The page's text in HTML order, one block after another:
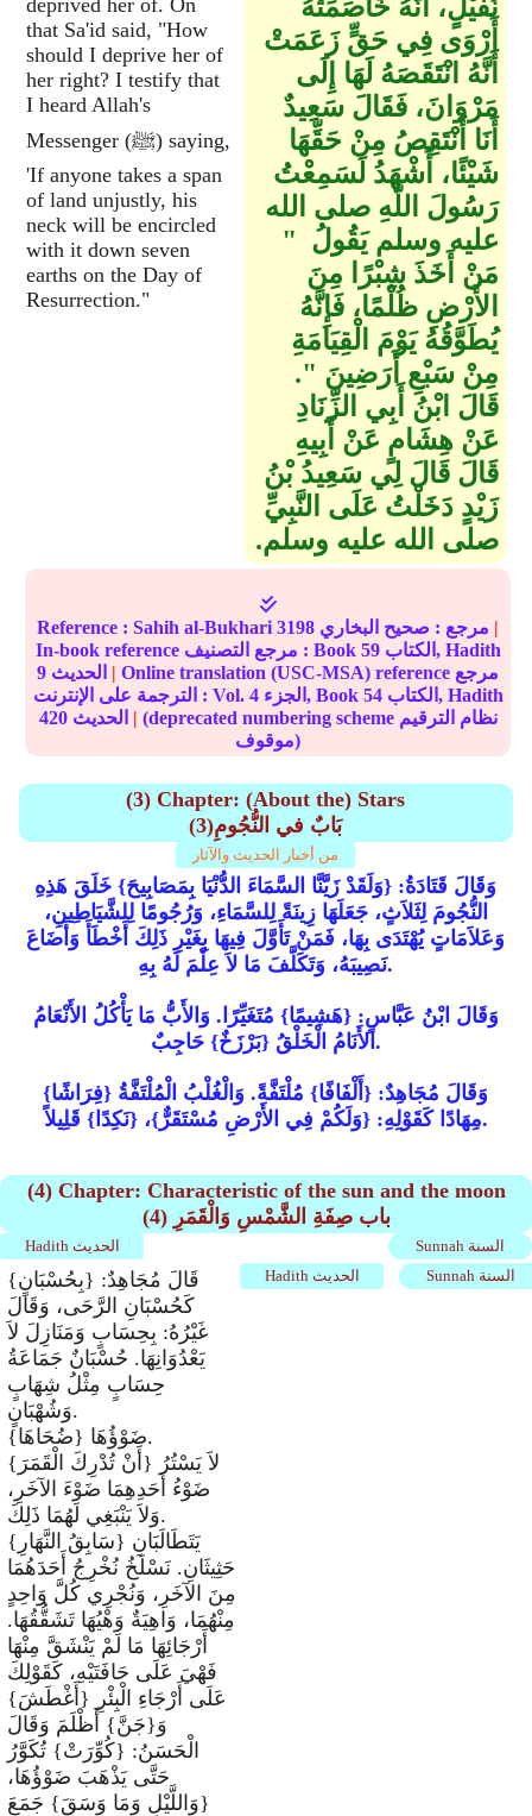
deprived her of. On
that Sa'id said, "How
should I deprive her of
her right? I testify that
I heard Allah's
Messenger (ﷺ) saying,
'If anyone takes a span
of land unjustly, his
neck will be encircled
with it down seven
earths on the Day of
Resurrection."
نُفَيْلٍ، أَنَّهُ خَاصَمَتْهُ
أَرْوَى فِي حَقٍّ زَعَمَتْ
أَنَّهُ انْتَقَصَهُ لَهَا إِلَى
مَرْوَانَ، فَقَالَ سَعِيدٌ
أَنَا أَنْتَقِصُ مِنْ حَقِّهَا
شَيْئًا، أَشْهَدُ لَسَمِعْتُ
رَسُولَ اللَّهِ صلى الله
عليه وسلم يَقُولُ ‏ "‏
مَنْ أَخَذَ شِبْرًا مِنَ
الأَرْضِ ظُلْمًا، فَإِنَّهُ
يُطَوَّقُهُ يَوْمَ الْقِيَامَةِ
مِنْ سَبْعِ أَرَضِينَ ‏"‏‏.‏
قَالَ ابْنُ أَبِي الزِّنَادِ
عَنْ هِشَامٍ عَنْ أَبِيهِ
قَالَ قَالَ لِي سَعِيدُ بْنُ
زَيْدٍ دَخَلْتُ عَلَى النَّبِيِّ
صلى الله عليه وسلم‏.‏
Reference :Sahih al-Bukhari 3198 مرجع : صحيح البخاري
|
In-book reference مرجع التصنيف : Book 59
الكتاب, Hadith
9
| Online translation (USC-MSA) reference مرجع
الترجمة على الإنترنت : Vol. 4 الجزء, Book 54
الكتاب, Hadith
420
| (deprecated numbering scheme نظام الترقيم
موقوف)
(3) Chapter: (About the) Stars
(3)بَابٌ في النُّجُومِ
من أخبار الحديث والآثار
وَقَالَ قَتَادَةُ: {وَلَقَدْ زَيَّنَّا السَّمَاءَ الدُّنْيَا بِمَصَابِيحَ} خَلَقَ هَذِهِ
النُّجُومَ لِثَلاَثٍ، جَعَلَهَا زِينَةً لِلسَّمَاءِ، وَرُجُومًا لِلشَّيَاطِينِ،
وَعَلاَمَاتٍ يُهْتَدَى بِهَا، فَمَنْ تَأَوَّلَ فِيهَا بِغَيْرِ ذَلِكَ أَخْطَأَ وَأَضَاعَ
نَصِيبَهُ، وَتَكَلَّفَ مَا لاَ عِلْمَ لَهُ بِهِ.
وَقَالَ ابْنُ عَبَّاسٍ: {هَشِيمًا} مُتَغَيِّرًا. وَالأَبُّ مَا يَأْكُلُ الأَنْعَامُ
الأَنَامُ الْخَلْقُ {بَرْزَخٌ} حَاجِبٌ.
وَقَالَ مُجَاهِدٌ: {أَلْفَافًا} مُلْتَفَّةً. وَالْغُلْبُ الْمُلْتَفَّةُ {فِرَاشًا}
مِهَادًا كَقَوْلِهِ: {وَلَكُمْ فِي الأَرْضِ مُسْتَقَرٌّ}، {نَكِدًا} قَلِيلاً.
(4) Chapter: Characteristic of the sun and the moon
(4) باب صِفَةِ الشَّمْسِ وَالْقَمَرِ
Sunnah السنة Hadith الحديث
{بِحُسْبَانٍ} قَالَ مُجَاهِدٌ:
كَحُسْبَانِ الرَّحَى، وَقَالَ
غَيْرُهُ: بِحِسَابٍ وَمَنَازِلَ لاَ
يَعْدُوَانِهَا. حُسْبَانٌ جَمَاعَةُ
حِسَابٍ مِثْلُ شِهَابٍ
وَشُهْبَانٍ.
{ضُحَاهَا} ضَوْؤُهَا.
{أَنْ تُدْرِكَ الْقَمَرَ} لاَ يَسْتُرُ
ضَوْءُ أَحَدِهِمَا ضَوْءَ الآخَرِ،
وَلاَ يَنْبَغِي لَهُمَا ذَلِكَ.
{سَابِقُ النَّهَارِ} يَتَطَالَبَانِ
حَثِيثَانِ. نَسْلَخُ نُخْرِجُ أَحَدَهُمَا
مِنَ الآخَرِ، وَنُجْرِي كُلَّ وَاحِدٍ
مِنْهُمَا، وَاهِيَةٌ وَهْيُهَا تَشَقُّقُهَا.
أَرْجَائِهَا مَا لَمْ يَنْشَقَّ مِنْهَا
فَهْيَ عَلَى حَافَتَيْهِ، كَقَوْلِكَ
عَلَى أَرْجَاءِ الْبِئْرِ {أَغْطَشَ}
وَ{جَنَّ} أَظْلَمَ وَقَالَ
الْحَسَنُ: {كُوِّرَتْ} تُكَوَّرُ
حَتَّى يَذْهَبَ ضَوْؤُهَا،
{وَاللَّيْلِ وَمَا وَسَقَ} جَمَعَ
Sunnah السنة Hadith الحديث